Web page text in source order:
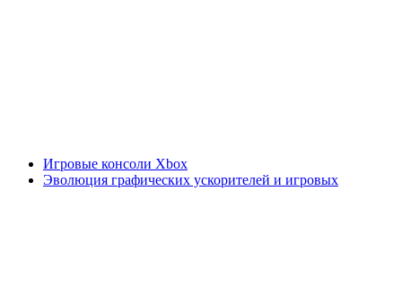
Игровые консоли Xbox
Эволюция графических ускорителей и игровых